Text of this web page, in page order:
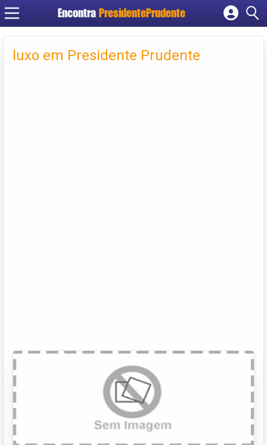
Encontra PresidentePrudente
Cadastrar empresa
Criar conta
luxo em Presidente Prudente